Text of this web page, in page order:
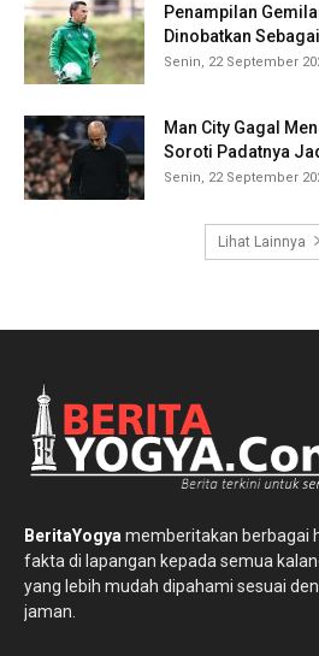
Penampilan
Dinobatkan
Senin, 22 September
Man City Gagal
Soroti Padatnya
Senin, 22 September
Lihat Lainnya
BeritaYogya memberitakan berbagai
fakta di lapangan kepada semua
yang lebih mudah dipahami sesuai
jaman.